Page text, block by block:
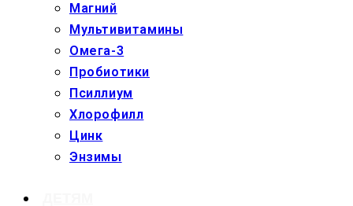
Магний
Мультивитамины
Омега-3
Пробиотики
Псиллиум
Хлорофилл
Цинк
Энзимы